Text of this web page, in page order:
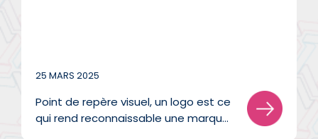
25 MARS 2025
Point de repère visuel, un logo est ce
qui rend reconnaissable une marque